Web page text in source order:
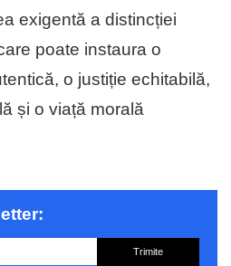
exigentă a distincției
poate instaura o
o justiție echitabilă,
și o viață morală
Trimite